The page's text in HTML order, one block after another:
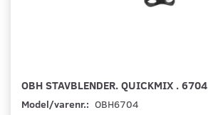
OBH STAVBLENDER. QUICKMIX . 6704
Model/varenr.: OBH6704